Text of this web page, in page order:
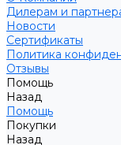
Дилерам и
Новости
Сертификаты
Политика
Отзывы
Помощь
Назад
Помощь
Покупки
Назад